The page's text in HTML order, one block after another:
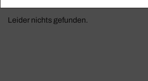
Leider nichts gefunden.